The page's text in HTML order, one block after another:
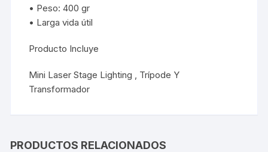
• Peso: 400 gr
• Larga vida útil
Producto Incluye
Mini Laser Stage Lighting , Trípode Y
Transformador
PRODUCTOS RELACIONADOS